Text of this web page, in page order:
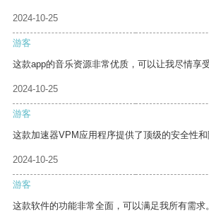
2024-10-25
游客
这款app的音乐资源非常优质，可以让我尽情享
2024-10-25
游客
这款加速器VPM应用程序提供了顶级的安全性和
2024-10-25
游客
这款软件的功能非常全面，可以满足我所有需求。